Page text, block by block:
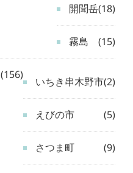
開聞岳(18)
霧島 (15)
(156)
いちき串木野市(2)
えびの市 (5)
さつま町 (9)